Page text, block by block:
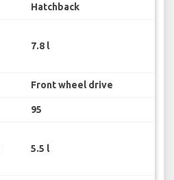
Hatchback
7.8 l
Front wheel drive
95
5.5 l